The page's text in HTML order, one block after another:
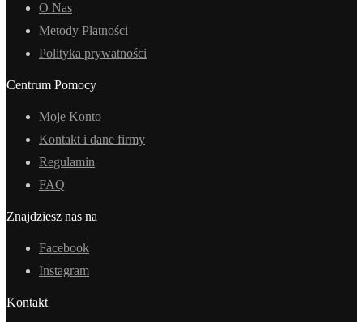
O Nas
Metody Płatności
Polityka prywatności
Centrum Pomocy
Moje Konto
Kontakt i dane firmy
Regulamin
FAQ
Znajdziesz nas na
Facebook
Instagram
Kontakt